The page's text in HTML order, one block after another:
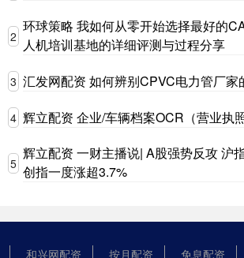
2
环球策略 我如何从零开始选择最好的
人机培训基地的详细评测与过程分享
3 汇发网配资 如何辨别CPVC电力管厂家
4 辉立配资 企业/车辆档案OCR（营业执
5
辉立配资 一财主播说| A股强势反攻 沪
创指一度涨超3.7%
和兴网配资 按月配资 免息配资